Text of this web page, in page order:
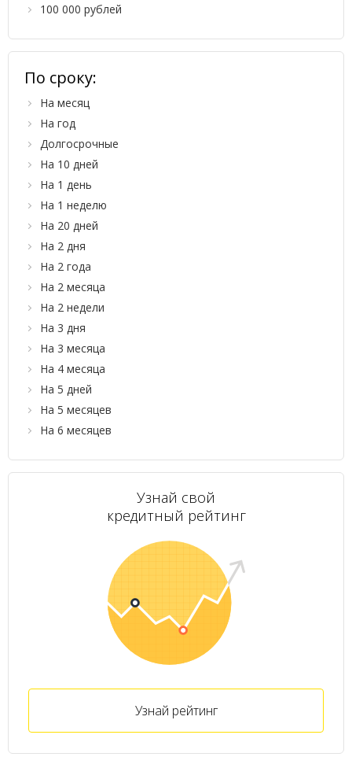
100 000 рублей
По сроку:
На месяц
На год
Долгосрочные
На 10 дней
На 1 день
На 1 неделю
На 20 дней
На 2 дня
На 2 года
На 2 месяца
На 2 недели
На 3 дня
На 3 месяца
На 4 месяца
На 5 дней
На 5 месяцев
На 6 месяцев
Узнай свой
кредитный рейтинг
Узнай рейтинг